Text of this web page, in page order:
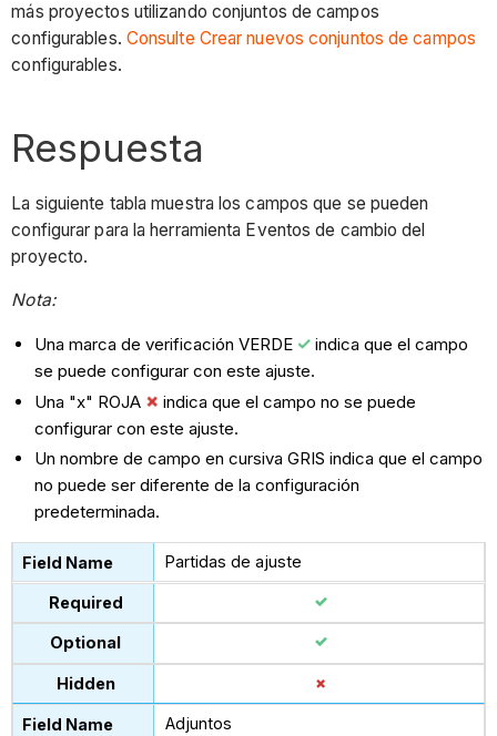
más proyectos utilizando conjuntos de campos
configurables. Consulte Crear nuevos conjuntos de campos
configurables.
Respuesta
La siguiente tabla muestra los campos que se pueden
configurar para la herramienta Eventos de cambio del
proyecto.
Nota:
Una marca de verificación VERDE
indica que el campo
se puede configurar con este ajuste.
Una "x" ROJA
indica que el campo no se puede
configurar con este ajuste.
Un nombre de campo en cursiva GRIS indica que el campo
no puede ser diferente de la configuración
predeterminada.
Partidas de ajuste
Adjuntos